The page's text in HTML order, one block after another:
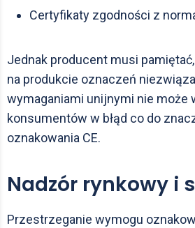
Certyfikaty zgodności z
Jednak producent musi
na produkcie oznaczeń
wymaganiami unijnymi nie może
konsumentów w błąd co do
oznakowania CE.
Nadzór rynkowy i
Przestrzeganie wymogu